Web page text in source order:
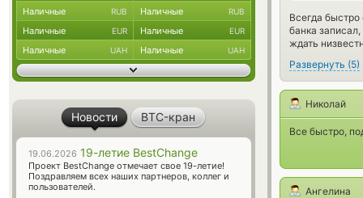
Всегда
банка
ждать
Развернуть (5)
Николай
Все быстро,
Ангелина
Наличные RUB Наличные RUB
Наличные EUR Наличные EUR
Наличные UAH Наличные UAH
Новости BTC-кран
19.06.2026 19-летие BestChange
Проект BestChange отмечает свое 19-летие!
Поздравляем всех наших партнеров, коллег и
пользователей.